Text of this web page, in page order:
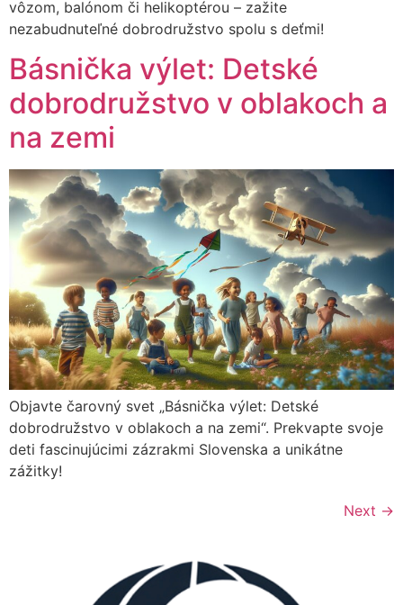
vôzom, balónom či helikoptérou – zažite
nezabudnuteľné dobrodružstvo spolu s deťmi!
Básnička výlet: Detské
dobrodružstvo v oblakoch a
na zemi
Objavte čarovný svet „Básnička výlet: Detské
dobrodružstvo v oblakoch a na zemi“. Prekvapte svoje
deti fascinujúcimi zázrakmi Slovenska a unikátne
zážitky!
Next →